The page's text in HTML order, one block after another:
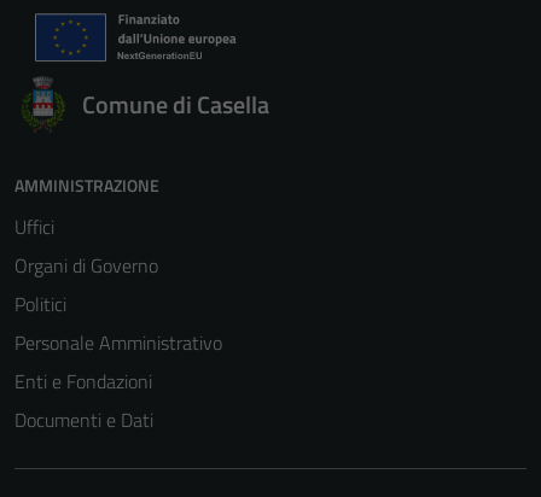
Comune di Casella
AMMINISTRAZIONE
Uffici
Organi di Governo
Politici
Personale Amministrativo
Enti e Fondazioni
Documenti e Dati